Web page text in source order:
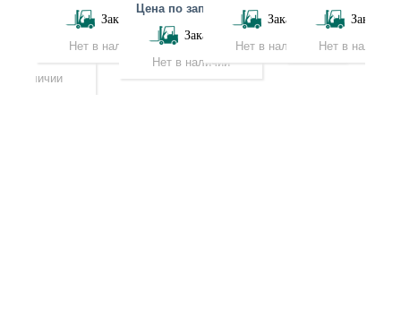
запросу тг
в наличии
Заказать
Нет в наличии
Цена по запросу тг
Заказать
Нет в наличии
Заказать
Нет в наличии
Заказать
Нет в наличии